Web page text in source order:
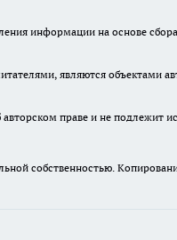
информации на основе
являются объектами
праве и не
собственностью.